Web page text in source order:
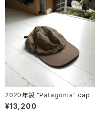
2020年製 "Patagonia" cap
¥13,200